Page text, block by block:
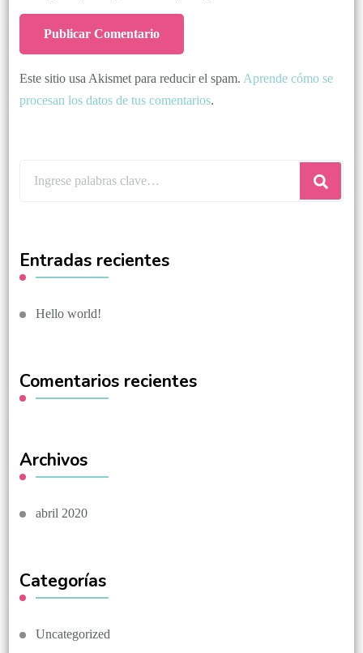
Este sitio usa Akismet para reducir el spam. Aprende cómo se
procesan los datos de tus comentarios.
Entradas recientes
Hello world!
Comentarios recientes
Archivos
abril 2020
Categorías
Uncategorized